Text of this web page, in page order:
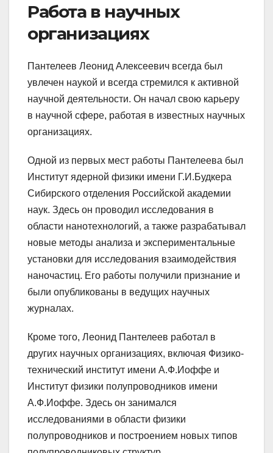
Работа в научных
организациях
Пантелеев Леонид Алексеевич всегда был
увлечен наукой и всегда стремился к активной
научной деятельности. Он начал свою карьеру
в научной сфере, работая в известных научных
организациях.
Одной из первых мест работы Пантелеева был
Институт ядерной физики имени Г.И.Будкера
Сибирского отделения Российской академии
наук. Здесь он проводил исследования в
области нанотехнологий, а также разрабатывал
новые методы анализа и экспериментальные
установки для исследования взаимодействия
наночастиц. Его работы получили признание и
были опубликованы в ведущих научных
журналах.
Кроме того, Леонид Пантелеев работал в
других научных организациях, включая Физико-
технический институт имени А.Ф.Иоффе и
Институт физики полупроводников имени
А.Ф.Иоффе. Здесь он занимался
исследованиями в области физики
полупроводников и построением новых типов